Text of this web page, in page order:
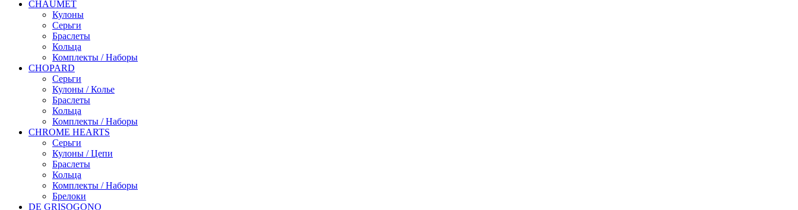
CHAUMET
Кулоны
Серьги
Браслеты
Кольца
Комплекты / Наборы
CHOPARD
Серьги
Кулоны / Колье
Браслеты
Кольца
Комплекты / Наборы
CHROME HEARTS
Серьги
Кулоны / Цепи
Браслеты
Кольца
Комплекты / Наборы
Брелоки
DE GRISOGONO